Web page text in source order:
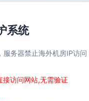
系统
服务器禁止海外机房IP访问
接访问网站,无需验证